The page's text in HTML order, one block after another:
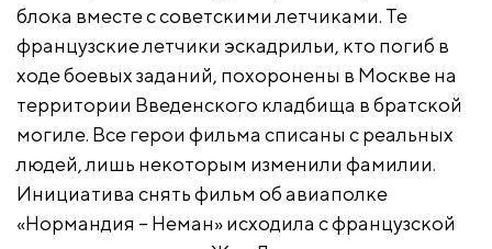
блока вместе с советскими летчиками. Те
французские летчики эскадрильи, кто погиб в
ходе боевых заданий, похоронены в Москве на
территории Введенского кладбища в братской
могиле. Все герои фильма списаны с реальных
людей, лишь некоторым изменили фамилии.
Инициатива снять фильм об авиаполке
«Нормандия – Неман» исходила с французской